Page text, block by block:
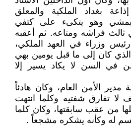
بغداد الملكية والمعلق
يمشي وهو يتكىء على كتفي
ثالث فراشه ومتاعه. ثم أعقبه
وزراء في العهد الملكي،
كان إلى ما قبل يومين بهي
في السن لا يكاد يسير إلا
مدير الأمن العام، وكان هادئاً
لا تفارق شفتيه وكلما انتهت
من عقب سابقتها، وكان كلما
له وكأنه يشكره مشجعاً .